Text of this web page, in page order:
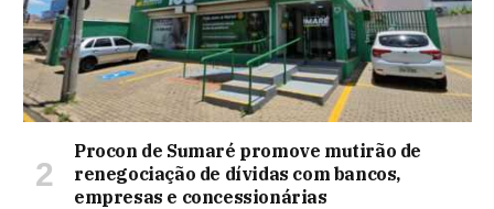
Procon de Sumaré promove mutirão de
renegociação de dívidas com bancos,
empresas e concessionárias